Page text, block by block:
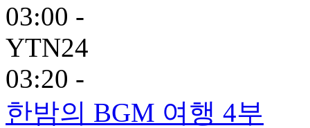
03:00 -
YTN24
03:20 -
한밤의 BGM 여행 4부